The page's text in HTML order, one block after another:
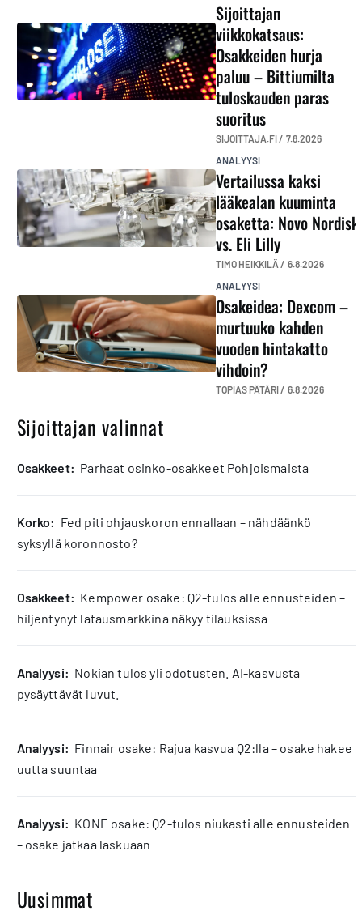
Sijoittajan
viikkokatsaus:
Osakkeiden hurja
paluu – Bittiumilta
tuloskauden paras
suoritus
SIJOITTAJA.FI / 7.8.2026
ANALYYSI
Vertailussa kaksi
lääkealan kuuminta
osaketta: Novo Nordisk
vs. Eli Lilly
TIMO HEIKKILÄ / 6.8.2026
ANALYYSI
Osakeidea: Dexcom –
murtuuko kahden
vuoden hintakatto
vihdoin?
TOPIAS PÄTÄRI / 6.8.2026
Sijoittajan valinnat
osakkeet: Parhaat osinko-osakkeet Pohjoismaista
korko: Fed piti ohjauskoron ennallaan – nähdäänkö
syksyllä koronnosto?
osakkeet: Kempower osake: Q2-tulos alle ennusteiden –
hiljentynyt latausmarkkina näkyy tilauksissa
analyysi: Nokian tulos yli odotusten. AI-kasvusta
pysäyttävät luvut.
analyysi: Finnair osake: Rajua kasvua Q2:lla – osake hakee
uutta suuntaa
analyysi: KONE osake: Q2-tulos niukasti alle ennusteiden
– osake jatkaa laskuaan
Uusimmat